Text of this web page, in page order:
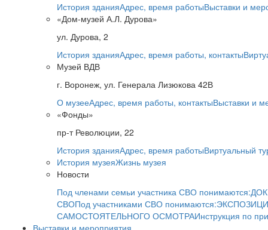
История зданияАдрес, время работыВыставки и
«Дом-музей А.Л. Дурова»
ул. Дурова, 2
История зданияАдрес, время работы, контакты
Музей ВДВ
г. Воронеж, ул. Генерала Лизюкова 42В
О музееАдрес, время работы, контактыВыставки и
«Фонды»
пр-т Революции, 22
История зданияАдрес, время работыВиртуальный
История музеяЖизнь музея
Новости
Под членами семьи участника СВО понимаются:
СВОПод участниками СВО понимаются:
САМОСТОЯТЕЛЬНОГО ОСМОТРАИнструкция по
Выставки и мероприятия